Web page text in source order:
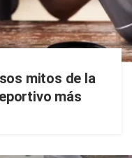
mitos de la
más